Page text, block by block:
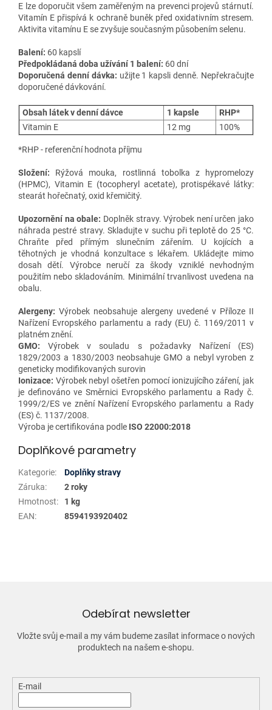
E lze doporučit všem zaměřeným na prevenci projevů stárnutí.
Vitamín E přispívá k ochraně buněk před oxidativním stresem.
Aktivita vitamínu E se zvyšuje současným působením selenu.
Balení: 60 kapslí
Předpokládaná doba užívání 1 balení: 60 dní
Doporučená denní dávka: užijte 1 kapsli denně. Nepřekračujte
doporučené dávkování.
Obsah látek v denní dávce 1 kapsle
RHP*
Vitamin E
12 mg 100%
*RHP - referenční hodnota příjmu
Složení: Rýžová mouka, rostlinná tobolka z hypromelozy
(HPMC), Vitamin E (tocopheryl acetate), protispékavé látky:
stearát hořečnatý, oxid křemičitý.
Upozornění na obale: Doplněk stravy. Výrobek není určen jako
náhrada pestré stravy. Skladujte v suchu při teplotě do 25 °C.
Chraňte před přímým slunečním zářením. U kojících a
těhotných je vhodná konzultace s lékařem. Ukládejte mimo
dosah dětí. Výrobce neručí za škody vzniklé nevhodným
použitím nebo skladováním. Minimální trvanlivost uvedena na
obalu.
Alergeny: Výrobek neobsahuje alergeny uvedené v Příloze II
Nařízení Evropského parlamentu a rady (EU) č. 1169/2011 v
platném znění.
GMO:
Výrobek v souladu s požadavky Nařízení (ES)
1829/2003 a 1830/2003 neobsahuje GMO a nebyl vyroben z
geneticky modifikovaných surovin
Ionizace: Výrobek nebyl ošetřen pomocí ionizujícího záření, jak
je definováno ve Směrnici Evropského parlamentu a Rady č.
1999/2/ES ve znění Nařízení Evropského parlamentu a Rady
(ES) č. 1137/2008.
Výroba je certifikována podle ISO 22000:2018
Doplňkové parametry
Kategorie:
Doplňky stravy
Záruka:
2 roky
Hmotnost:
1 kg
EAN: 8594193920402
Odebírat newsletter
Vložte svůj e-mail a my vám budeme zasílat informace o nových
produktech na našem e-shopu.
E-mail